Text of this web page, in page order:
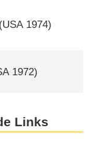
(USA 1974)
1972)
Links